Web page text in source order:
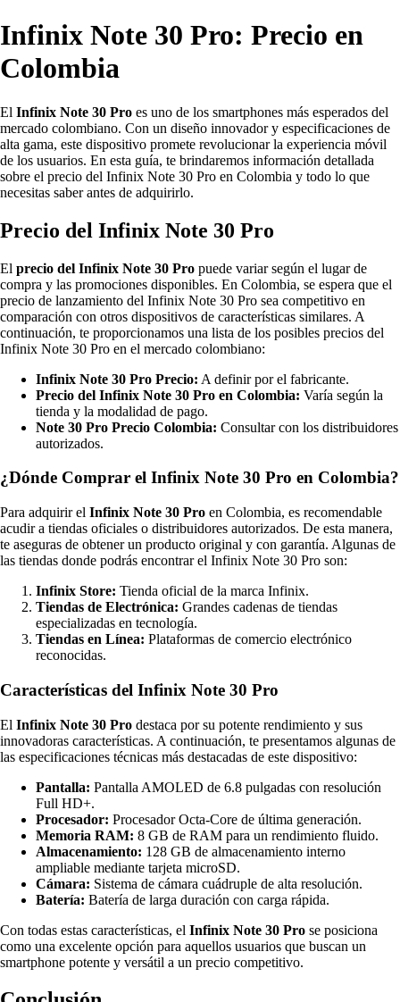
Infinix Note 30 Pro: Precio en
Colombia
El Infinix Note 30 Pro es uno de los smartphones más esperados del
mercado colombiano. Con un diseño innovador y especificaciones de
alta gama, este dispositivo promete revolucionar la experiencia móvil
de los usuarios. En esta guía, te brindaremos información detallada
sobre el precio del Infinix Note 30 Pro en Colombia y todo lo que
necesitas saber antes de adquirirlo.
Precio del Infinix Note 30 Pro
El precio del Infinix Note 30 Pro puede variar según el lugar de
compra y las promociones disponibles. En Colombia, se espera que el
precio de lanzamiento del Infinix Note 30 Pro sea competitivo en
comparación con otros dispositivos de características similares. A
continuación, te proporcionamos una lista de los posibles precios del
Infinix Note 30 Pro en el mercado colombiano:
Infinix Note 30 Pro Precio: A definir por el fabricante.
Precio del Infinix Note 30 Pro en Colombia: Varía según la
tienda y la modalidad de pago.
Note 30 Pro Precio Colombia: Consultar con los distribuidores
autorizados.
¿Dónde Comprar el Infinix Note 30 Pro en Colombia?
Para adquirir el Infinix Note 30 Pro en Colombia, es recomendable
acudir a tiendas oficiales o distribuidores autorizados. De esta manera,
te aseguras de obtener un producto original y con garantía. Algunas de
las tiendas donde podrás encontrar el Infinix Note 30 Pro son:
Infinix Store: Tienda oficial de la marca Infinix.
Tiendas de Electrónica: Grandes cadenas de tiendas
especializadas en tecnología.
Tiendas en Línea: Plataformas de comercio electrónico
reconocidas.
Características del Infinix Note 30 Pro
El Infinix Note 30 Pro destaca por su potente rendimiento y sus
innovadoras características. A continuación, te presentamos algunas de
las especificaciones técnicas más destacadas de este dispositivo:
Pantalla: Pantalla AMOLED de 6.8 pulgadas con resolución
Full HD+.
Procesador: Procesador Octa-Core de última generación.
Memoria RAM: 8 GB de RAM para un rendimiento fluido.
Almacenamiento: 128 GB de almacenamiento interno
ampliable mediante tarjeta microSD.
Cámara: Sistema de cámara cuádruple de alta resolución.
Batería: Batería de larga duración con carga rápida.
Con todas estas características, el Infinix Note 30 Pro se posiciona
como una excelente opción para aquellos usuarios que buscan un
smartphone potente y versátil a un precio competitivo.